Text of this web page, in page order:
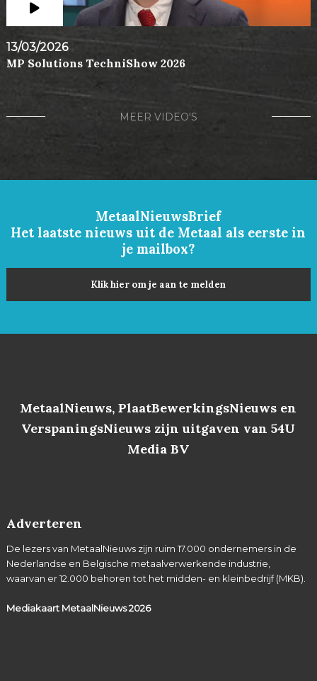
13/03/2026
MP Solutions TechniShow 2026
MEER VIDEO'S
MetaalNieuwsBrief
Het laatste nieuws uit de Metaal als eerste in
je mailbox?
Klik hier om je aan te melden
MetaalNieuws, PlaatBewerkingsNieuws en
VerspaningsNieuws zijn uitgaven van 54U
Media BV
Adverteren
De lezers van MetaalNieuws zijn ruim 17.000 ondernemers in de
Nederlandse en Belgische metaalverwerkende industrie,
waarvan er 12.000 behoren tot het midden- en kleinbedrijf (MKB).
Mediakaart MetaalNieuws2026